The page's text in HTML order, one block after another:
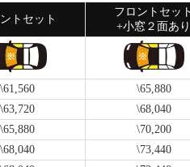
トセット
フロントセット
+小窓２面あり
\61,560 \65,880
\63,720 \68,040
\65,880 \70,200
\68,040 \73,440